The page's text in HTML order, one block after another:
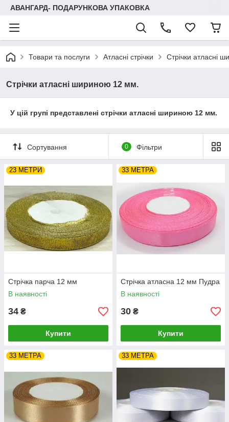
АВАНГАРД- ПОДАРУНКОВА УПАКОВКА
Товари та послуги Атласні стрічки Стрічки атласні
Стрічки атласні шириною 12 мм.
У цій групі представлені стрічки атласні шириною 12 мм.
Сортування 0 Фільтри
23 МЕТРИ
Стрічка парча 12 мм
В наявності
34 ₴
Купити
33 МЕТРА
Стрічка атласна 12 мм Пудра
В наявності
30 ₴
Купити
33 МЕТРА 33 МЕТРА